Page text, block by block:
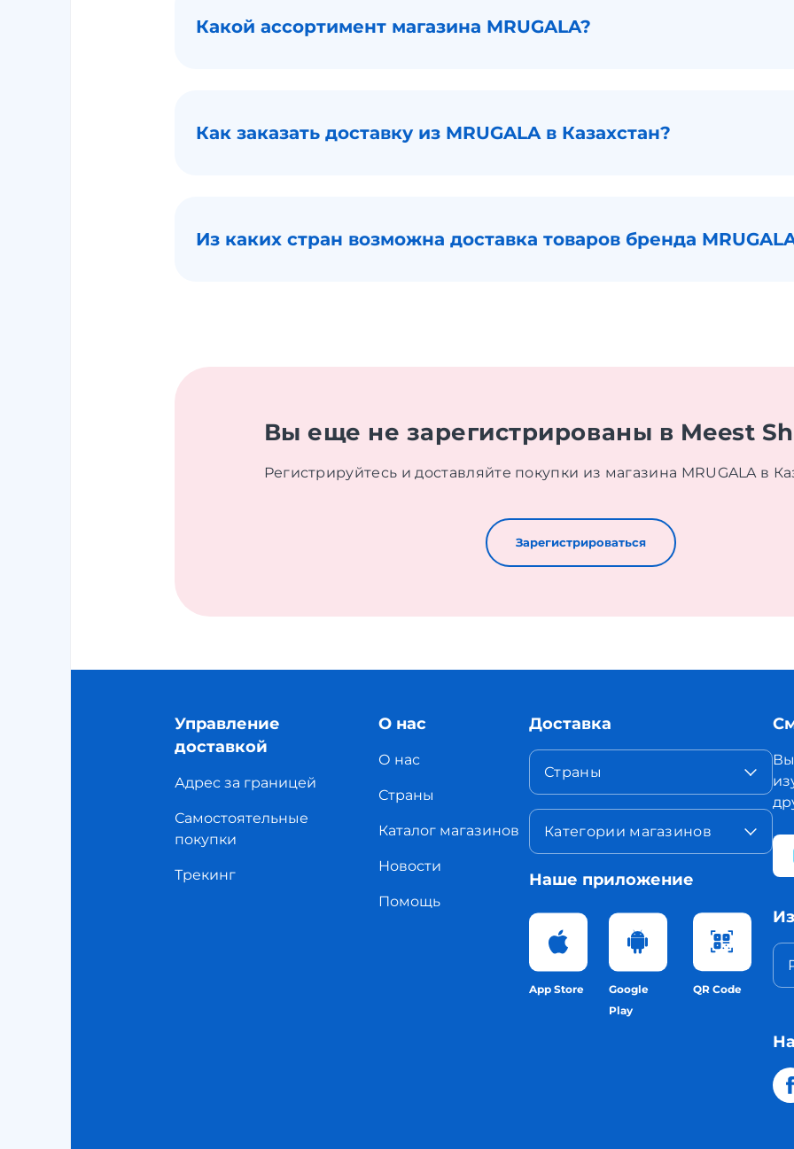
Какой ассортимент магазина MRUGALA?
Как заказать доставку из MRUGALA в Казахстан?
Из каких стран возможна доставка товаров бренда
Вы еще не зарегистрированы в Meest
Регистрируйтесь и доставляйте покупки из магазина MRUGALA в
Зарегистрироваться
Управление
доставкой
Адрес за границей
Самостоятельные
покупки
Трекинг
О нас
О нас
Страны
Каталог магазинов
Новости
Помощь
Доставка
Страны
Категории магазинов
Наше приложение
App Store
Google
Play
QR Code